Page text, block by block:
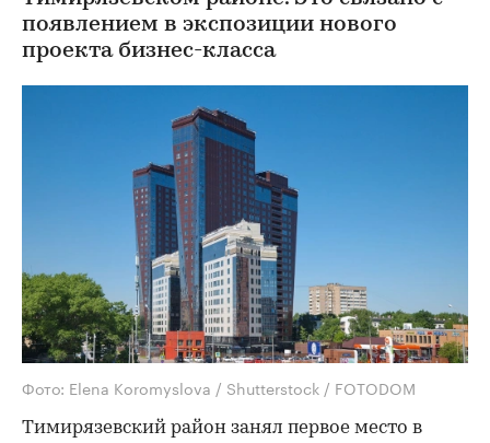
появлением в экспозиции нового
проекта бизнес-класса
Фото: Elena Koromyslova / Shutterstock / FOTODOM
Тимирязевский район занял первое место в